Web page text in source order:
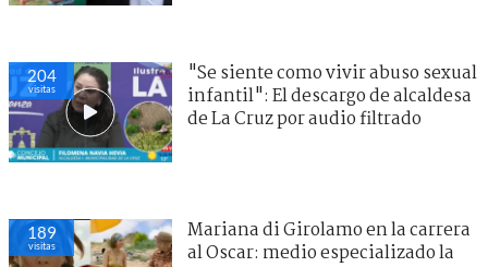
204
visitas
"Se siente como vivir abuso sexual
infantil": El descargo de alcaldesa
de La Cruz por audio filtrado
189
visitas
Mariana di Girolamo en la carrera
al Oscar: medio especializado la